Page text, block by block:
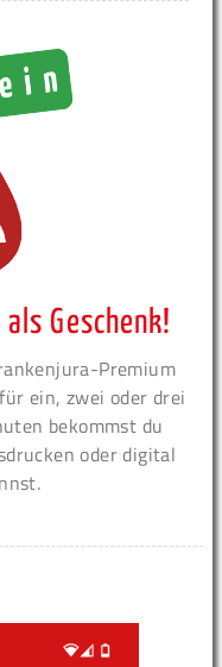
Geschenk!
Premium
ein, zwei oder drei
bekommst du
oder digital